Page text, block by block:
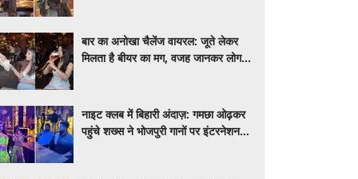
बार का अनोखा चैलेंज वायरल: जूते लेकर
मिलता है बीयर का मग, वजह जानकर लोग
नाइट क्लब में बिहारी अंदाज़: गमछा ओढ़कर
पहुंचे शख्स ने भोजपुरी गानों पर इंटरनेशनल